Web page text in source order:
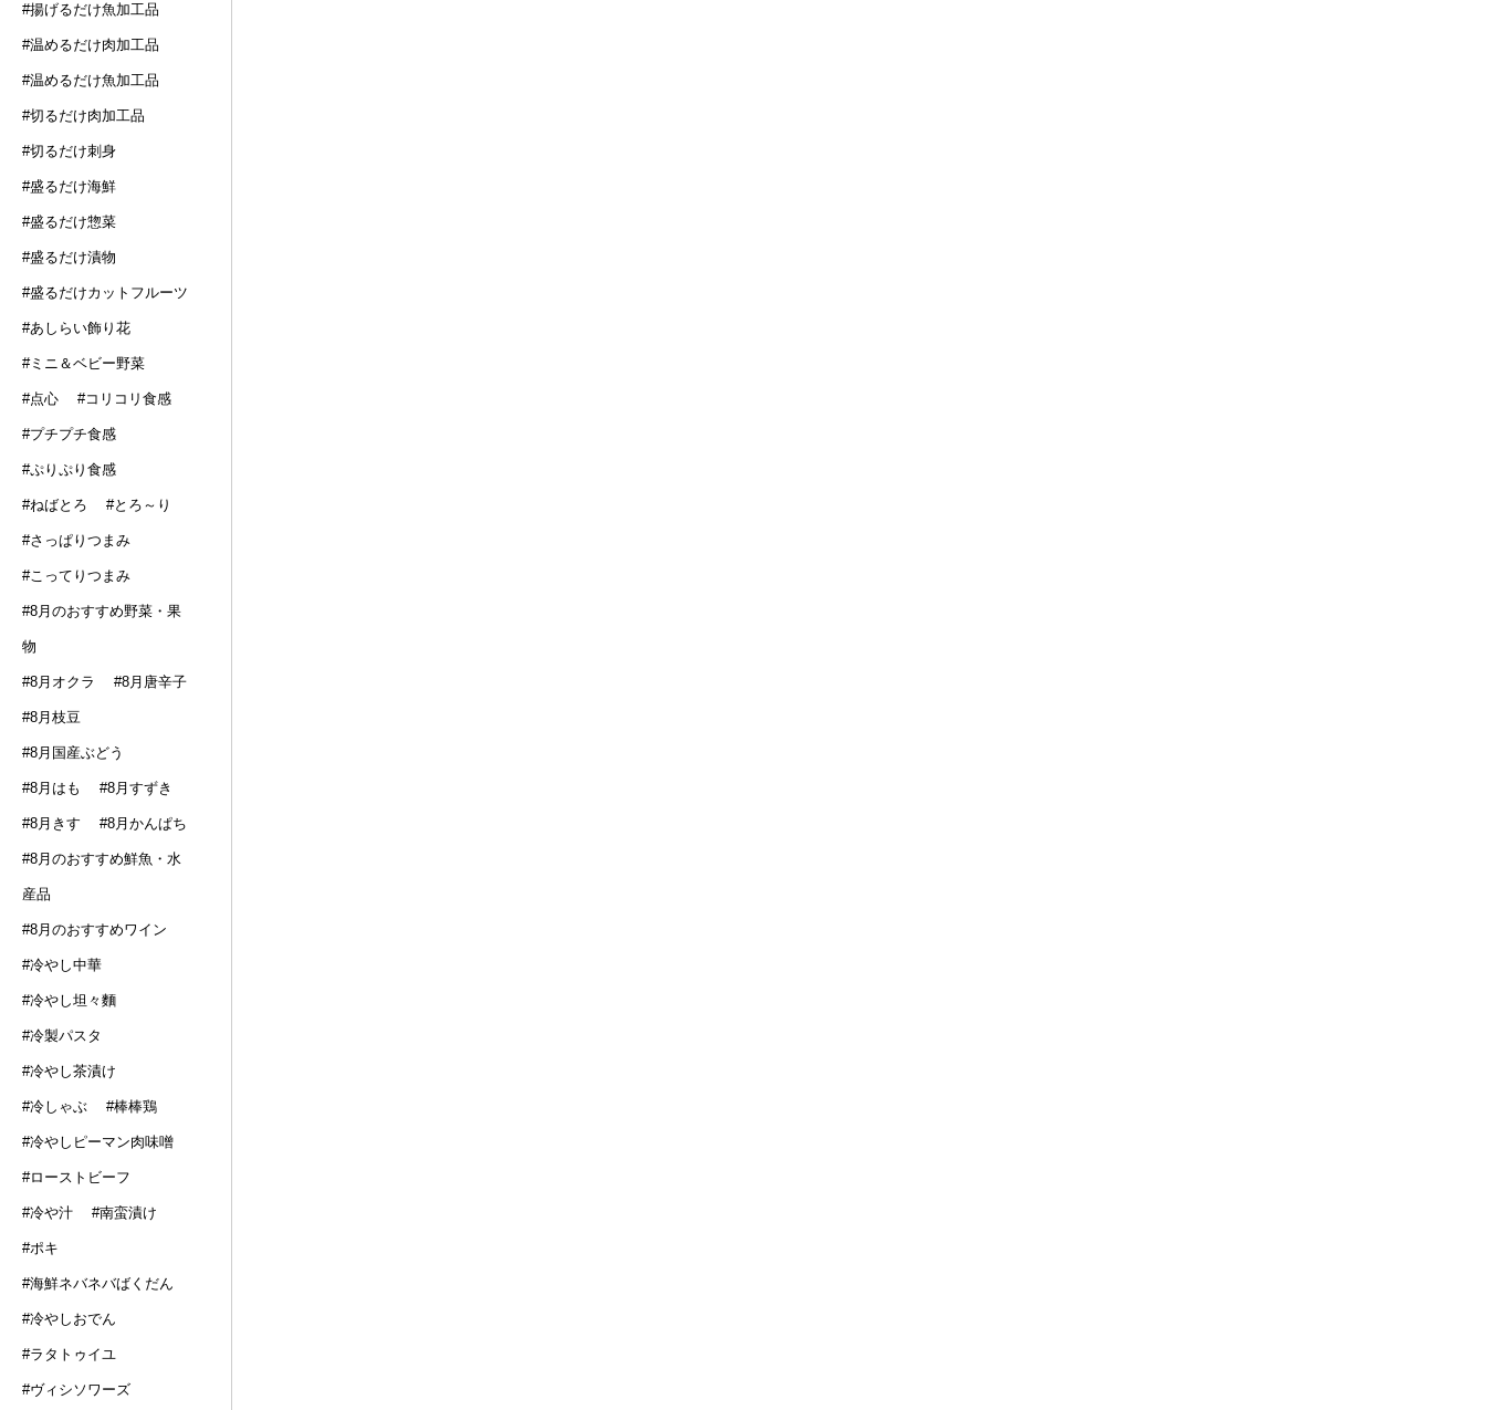
#揚げるだけ魚加工品
#温めるだけ肉加工品
#温めるだけ魚加工品
#切るだけ肉加工品
#切るだけ刺身
#盛るだけ海鮮
#盛るだけ惣菜
#盛るだけ漬物
#盛るだけカットフルーツ
#あしらい飾り花
#ミニ＆ベビー野菜
#点心 #コリコリ食感
#プチプチ食感
#ぷりぷり食感
#ねばとろ #とろ～り
#さっぱりつまみ
#こってりつまみ
#8月のおすすめ野菜・果
物
#8月オクラ #8月唐辛子
#8月枝豆
#8月国産ぶどう
#8月はも #8月すずき
#8月きす #8月かんぱち
#8月のおすすめ鮮魚・水
産品
#8月のおすすめワイン
#冷やし中華
#冷やし坦々麵
#冷製パスタ
#冷やし茶漬け
#冷しゃぶ #棒棒鶏
#冷やしピーマン肉味噌
#ローストビーフ
#冷や汁 #南蛮漬け
#ポキ
#海鮮ネバネバばくだん
#冷やしおでん
#ラタトゥイユ
#ヴィシソワーズ